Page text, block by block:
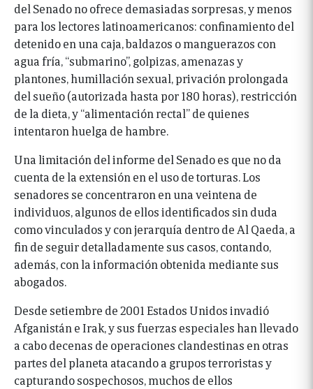
del Senado no ofrece demasiadas sorpresas, y menos
para los lectores latinoamericanos: confinamiento del
detenido en una caja, baldazos o manguerazos con
agua fría, “submarino”, golpizas, amenazas y
plantones, humillación sexual, privación prolongada
del sueño (autorizada hasta por 180 horas), restricción
de la dieta, y “alimentación rectal” de quienes
intentaron huelga de hambre.
Una limitación del informe del Senado es que no da
cuenta de la extensión en el uso de torturas. Los
senadores se concentraron en una veintena de
individuos, algunos de ellos identificados sin duda
como vinculados y con jerarquía dentro de Al Qaeda, a
fin de seguir detalladamente sus casos, contando,
además, con la información obtenida mediante sus
abogados.
Desde setiembre de 2001 Estados Unidos invadió
Afganistán e Irak, y sus fuerzas especiales han llevado
a cabo decenas de operaciones clandestinas en otras
partes del planeta atacando a grupos terroristas y
capturando sospechosos, muchos de ellos